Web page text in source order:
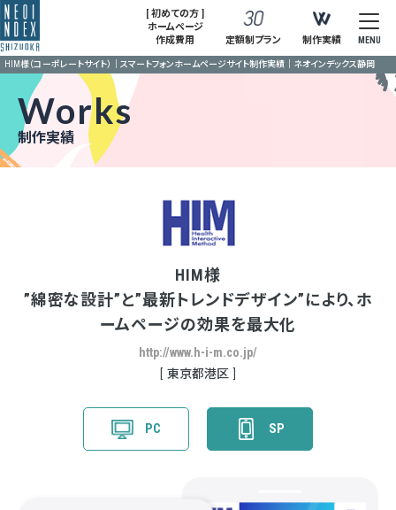
[ 初めての方 ]
ホームページ
作成費用
定額制プラン 制作実績 MENU
HIM様（コーポレートサイト）｜スマートフォンホームページサイト制作実績｜ネオインデックス静岡
Works
制作実績
HIM様
”綿密な設計”と”最新トレンドデザイン”により、ホ
ームページの効果を最大化
http://www.h-i-m.co.jp/
東京都港区
PC SP